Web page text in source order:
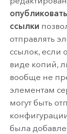
ссылки
отправлять
ссылок, если
виде копий,
вообще не
элементам
могут быть
была